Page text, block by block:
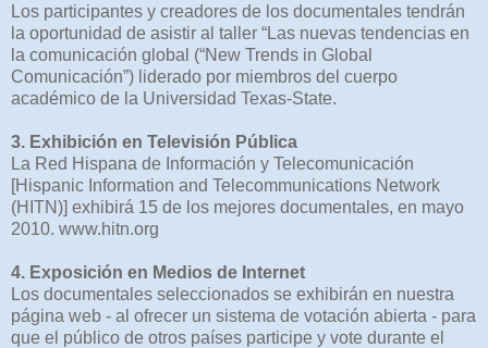
Los participantes y creadores de los documentales tendrán
la oportunidad de asistir al taller “Las nuevas tendencias en
la comunicación global (“New Trends in Global
Comunicación”) liderado por miembros del cuerpo
académico de la Universidad Texas-State.
3. Exhibición en Televisión Pública
La Red Hispana de Información y Telecomunicación
[Hispanic Information and Telecommunications Network
(HITN)] exhibirá 15 de los mejores documentales, en mayo
2010. www.hitn.org
4. Exposición en Medios de Internet
Los documentales seleccionados se exhibirán en nuestra
página web - al ofrecer un sistema de votación abierta - para
que el público de otros países participe y vote durante el